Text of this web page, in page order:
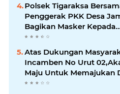
Polsek Tigaraksa
Penggerak PKK Desa
Bagikan Masker Kepada
Pengguna Jalan
Atas Dukungan
Incamben No Urut
Maju Untuk Memajukan
Tegal Kunir Kidul